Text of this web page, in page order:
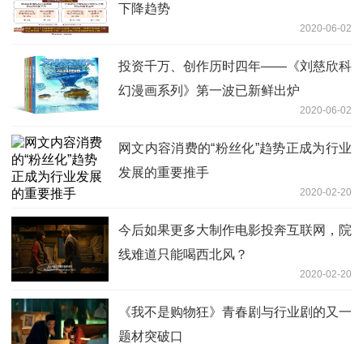
下降趋势
2020-06-02
投资千万、创作历时四年——《刘慈欣科
幻漫画系列》第一波已新鲜出炉
2020-06-02
网文内容消费的“粉丝化”趋势正成为行业
发展的重要推手
2020-02-20
今后如果更多大制作电影投奔互联网，院
线难道只能喝西北风？
2020-02-20
《我不是购物狂》青春剧与行业剧的又一
题材突破口